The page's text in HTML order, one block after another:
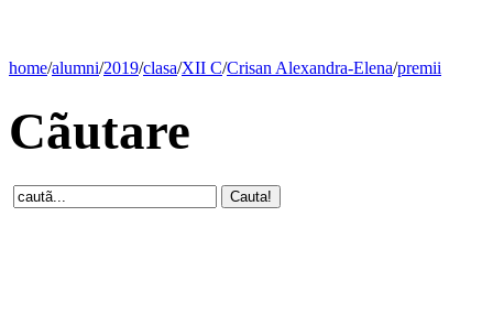
home/alumni/2019/clasa/XII C/Crisan Alexandra-Elena/premii
Cãutare